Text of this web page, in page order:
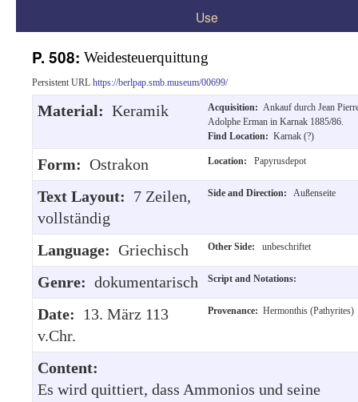
Use
P. 508: Weidesteuerquittung
Persistent URL https://berlpap.smb.museum/00699/
Material: Keramik Acquisition: Ankauf durch Jean
Adolphe Erman in Karnak 1885/86.
Find Location: Karnak (?)
Form: Ostrakon Location: Papyrusdepot
Text Layout: 7 Zeilen,
vollständig
Side and Direction: Außenseite
Language: Griechisch Other Side: unbeschriftet
Genre: dokumentarisch Script and Notations:
Date: 13. März 113
v.Chr.
Provenance: Hermonthis (Pathyrites)
Content:
Es wird quittiert, dass Ammonios und seine